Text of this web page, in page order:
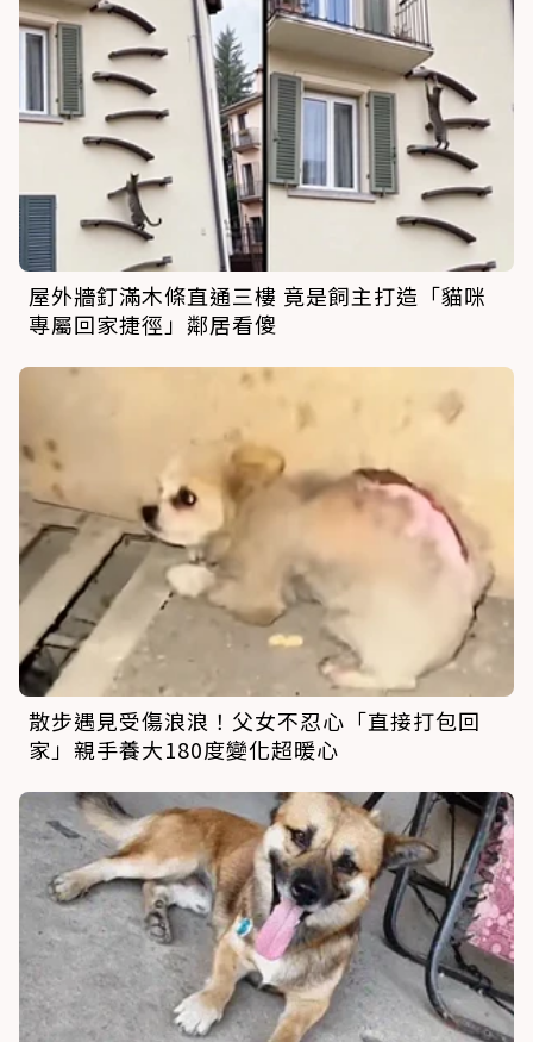
屋外牆釘滿木條直通三樓 竟是飼主打造「貓咪
專屬回家捷徑」鄰居看傻
散步遇見受傷浪浪！父女不忍心「直接打包回
家」親手養大180度變化超暖心